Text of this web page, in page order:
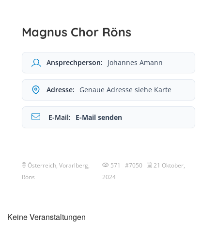
Magnus Chor Röns
Ansprechperson: Johannes Amann
Adresse: Genaue Adresse siehe Karte
E-Mail: E-Mail senden
Österreich, Vorarlberg,
Röns
571 #7050
21 Oktober,
2024
Keine Veranstaltungen